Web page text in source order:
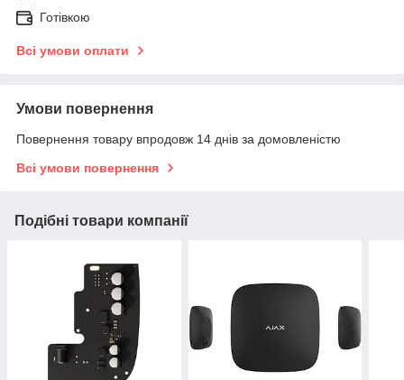
Готівкою
Всі умови оплати
Умови повернення
Повернення товару впродовж 14 днів за домовленістю
Всі умови повернення
Подібні товари компанії